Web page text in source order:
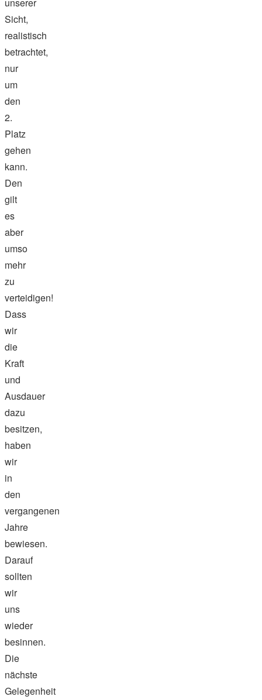
unserer
Sicht,
realistisch
betrachtet,
nur
um
den
2.
Platz
gehen
kann.
Den
gilt
es
aber
umso
mehr
zu
verteidigen!
Dass
wir
die
Kraft
und
Ausdauer
dazu
besitzen,
haben
wir
in
den
vergangenen
Jahre
bewiesen.
Darauf
sollten
wir
uns
wieder
besinnen.
Die
nächste
Gelegenheit